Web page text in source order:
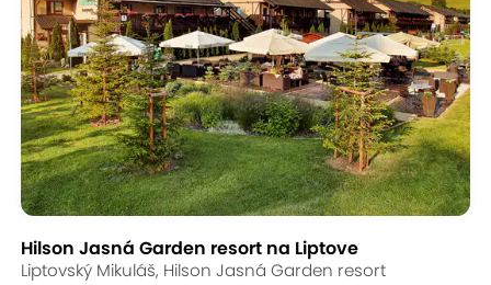
Hilson Jasná Garden resort na Liptove
Liptovský Mikuláš, Hilson Jasná Garden resort